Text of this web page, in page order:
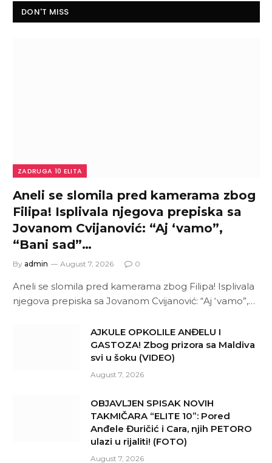
DON'T MISS
ZADRUGA 10 ELITA
Aneli se slomila pred kamerama zbog
Filipa! Isplivala njegova prepiska sa
Jovanom Cvijanović: “Aj ‘vamo”,
“Bani sad”…
By admin August 7, 2026 0
Aneli se slomila pred kamerama zbog Filipa! Isplivala
njegova prepiska sa Jovanom Cvijanović: “Aj ‘vamo”,…
AJKULE OPKOLILE ANĐELU I
GASTOZA! Zbog prizora sa Maldiva
svi u šoku (VIDEO)
August 7, 2026
OBJAVLJEN SPISAK NOVIH
TAKMIČARA “ELITE 10”: Pored
Anđele Đuričić i Cara, njih PETORO
ulazi u rijaliti! (FOTO)
August 7, 2026